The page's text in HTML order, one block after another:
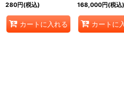
280円(税込)
カートに入れる
{OP07-051}
168,000円(税込)
カートに